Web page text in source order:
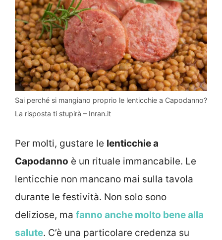
Sai perché si mangiano proprio le lenticchie a Capodanno?
La risposta ti stupirà – Inran.it
Per molti, gustare le lenticchie a
Capodanno è un rituale immancabile. Le
lenticchie non mancano mai sulla tavola
durante le festività. Non solo sono
deliziose, ma fanno anche molto bene alla
salute. C’è una particolare credenza su